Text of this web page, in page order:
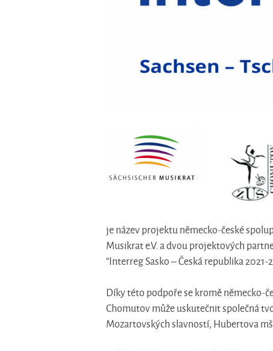
je název projektu německo-české
Musikrat e.V. a dvou projektových
“Interreg Sasko – Česká republika 2021-
Díky této podpoře se kromě německo-
Chomutov může uskutečnit společná
Mozartovských slavností, Hubertova